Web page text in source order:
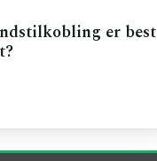
er best